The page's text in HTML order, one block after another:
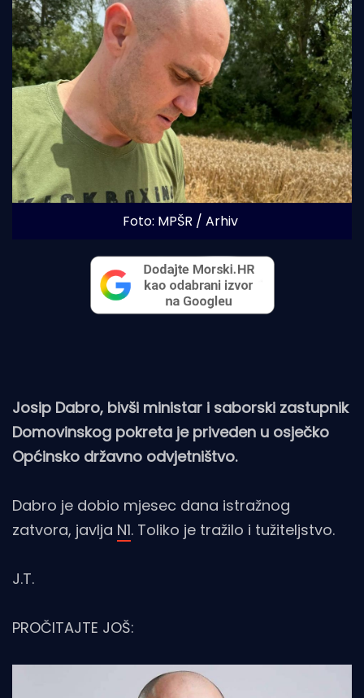
Foto: MPŠR / Arhiv
Josip Dabro, bivši ministar i saborski zastupnik
Domovinskog pokreta je priveden u osječko
Općinsko državno odvjetništvo.
Dabro je dobio mjesec dana istražnog
zatvora, javlja N1. Toliko je tražilo i tužiteljstvo.
J.T.
PROČITAJTE JOŠ: